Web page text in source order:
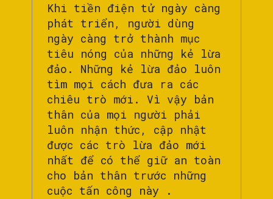
Khi tiền điện tử ngày càng
phát triển, người dùng
ngày càng trở thành mục
tiêu nóng của những kẻ lừa
đảo. Những kẻ lừa đảo luôn
tìm mọi cách đưa ra các
chiêu trò mới. Vì vậy bản
thân của mọi người phải
luôn nhận thức, cập nhật
được các trò lừa đảo mới
nhất để có thể giữ an toàn
cho bản thân trước những
cuộc tấn công này .